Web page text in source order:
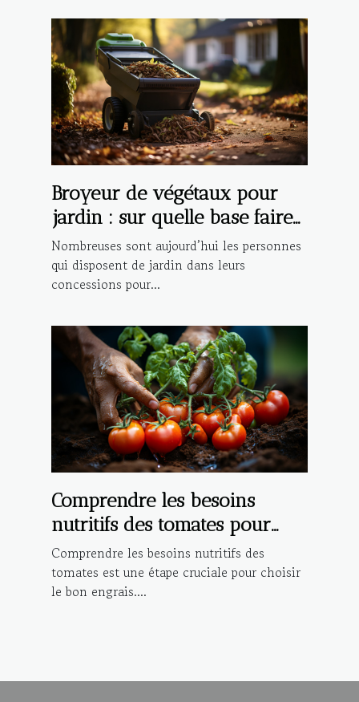
Broyeur de végétaux pour
jardin : sur quelle base faire
son choix ?
Nombreuses sont aujourd’hui les personnes
qui disposent de jardin dans leurs
concessions pour...
Comprendre les besoins
nutritifs des tomates pour
choisir le bon engrais
Comprendre les besoins nutritifs des
tomates est une étape cruciale pour choisir
le bon engrais....